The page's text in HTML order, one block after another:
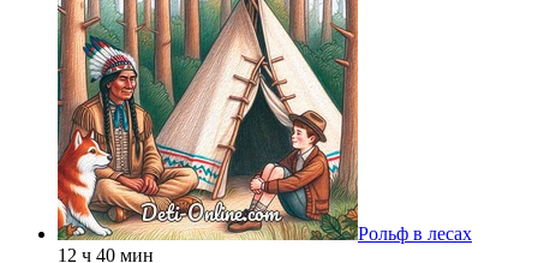
Рольф в лесах
12 ч 40 мин